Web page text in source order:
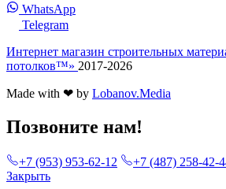
WhatsApp
Telegram
Интернет магазин строительных
потолков™» 2017-2026
Made with ❤ by Lobanov.Media
Позвоните нам!
+7 (953) 953-62-12
+7 (487) 258-42-
Закрыть